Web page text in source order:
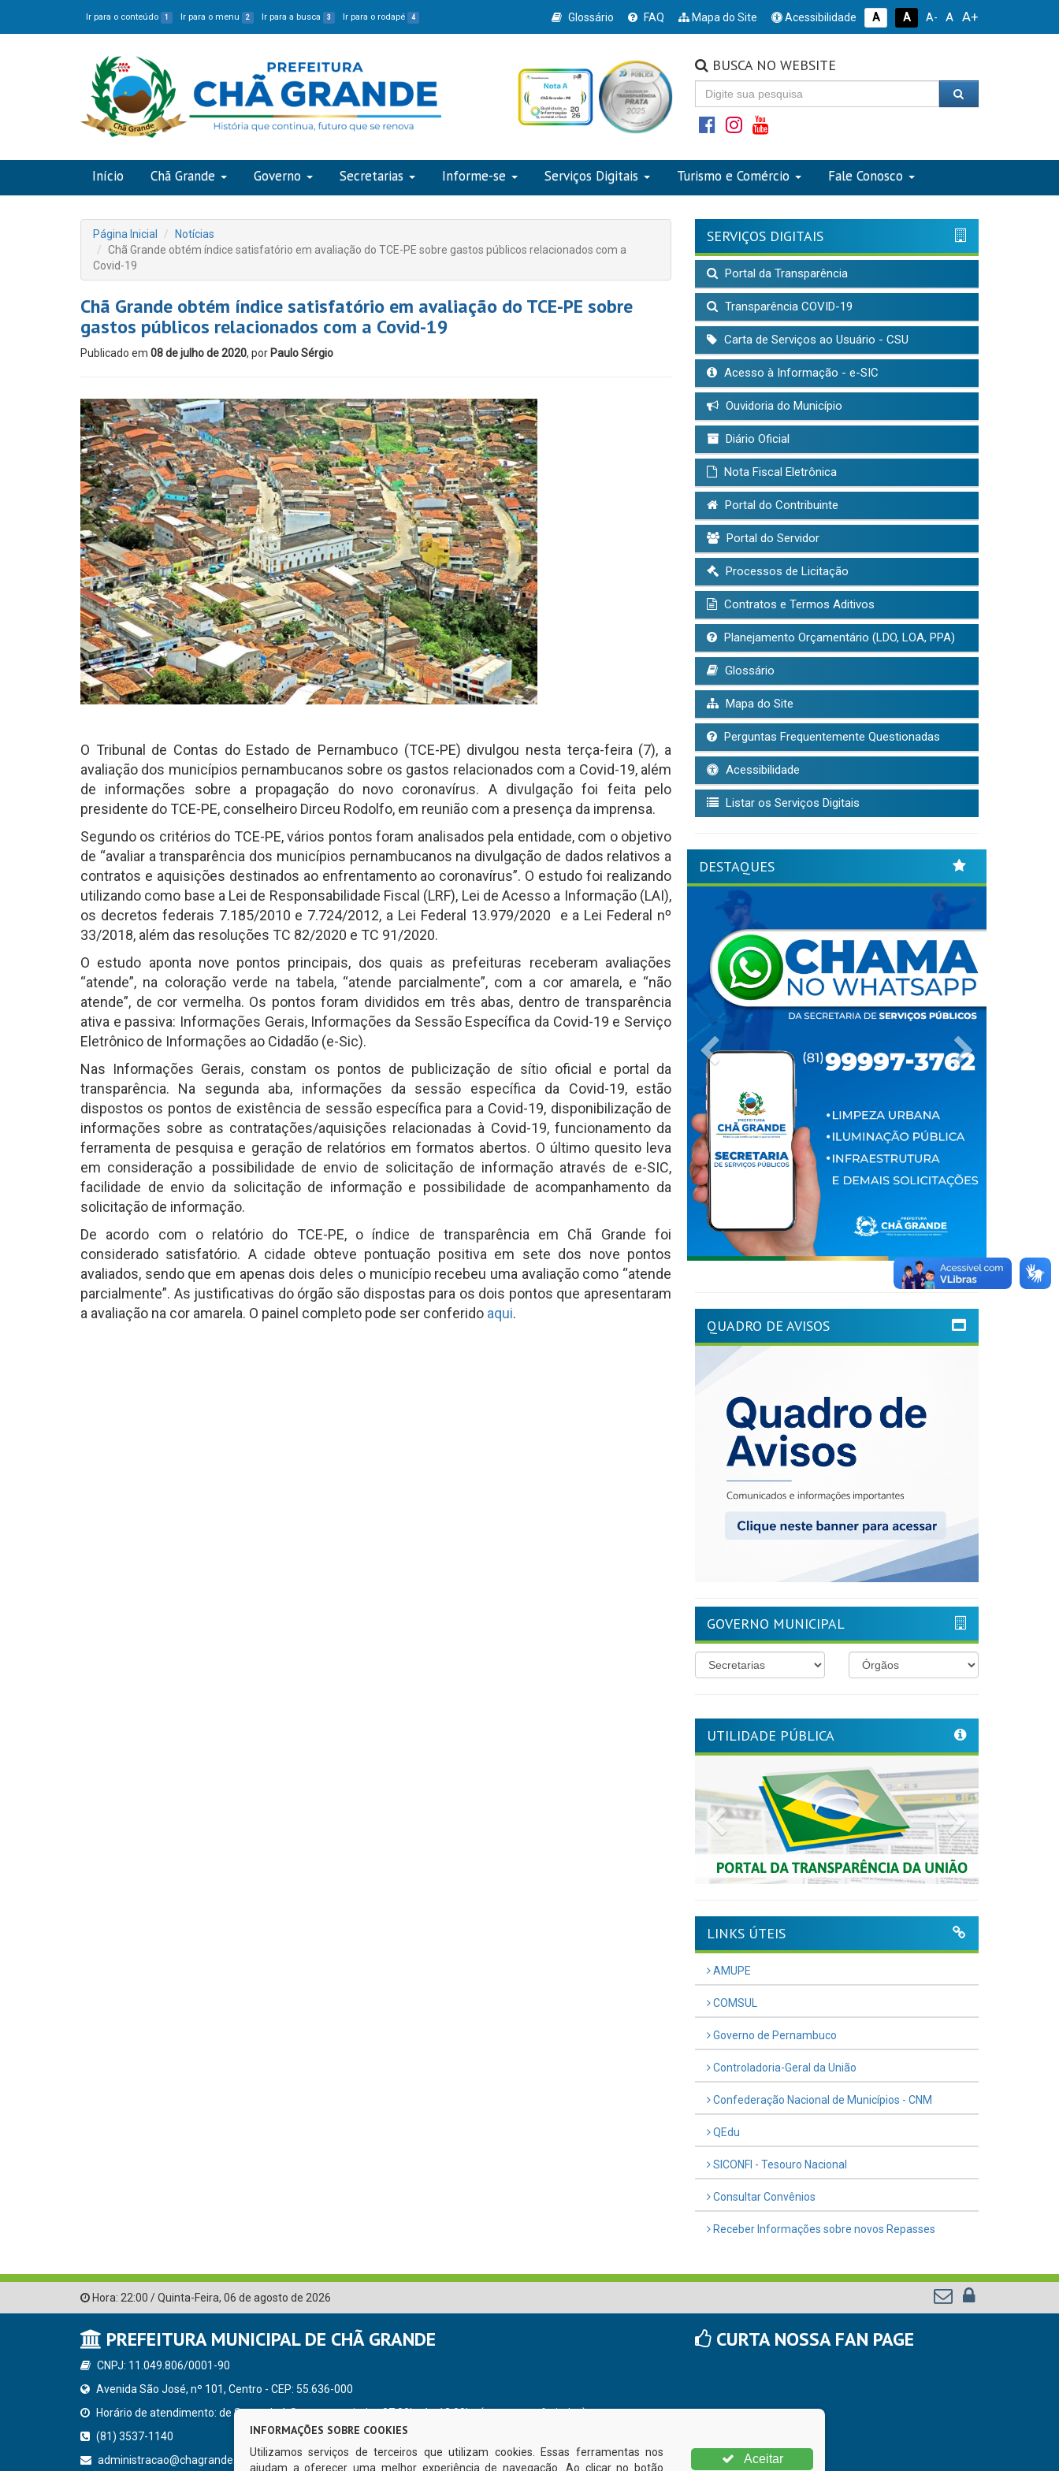
Ir para o conteúdo 1 Ir para o menu 2 Ir para a busca 3 Ir para o rodapé 4 Glossário FAQ Mapa do Site Acessibilidade A A A- A A+
BUSCA NO WEBSITE
Início Chã Grande Governo Secretarias Informe-se Serviços Digitais Turismo e Comércio Fale Conosco
Página Inicial
Notícias
Chã Grande obtém índice satisfatório em avaliação do TCE-PE sobre gastos públicos relacionados com a
Covid-19
Chã Grande obtém índice satisfatório em avaliação do TCE-PE sobre
gastos públicos relacionados com a Covid-19
Publicado em 08 de julho de 2020, por Paulo Sérgio
O Tribunal de Contas do Estado de Pernambuco (TCE-PE) divulgou nesta terça-feira (7), a
avaliação dos municípios pernambucanos sobre os gastos relacionados com a Covid-19, além
de informações sobre a propagação do novo coronavírus. A divulgação foi feita pelo
presidente do TCE-PE, conselheiro Dirceu Rodolfo, em reunião com a presença da imprensa.
Segundo os critérios do TCE-PE, vários pontos foram analisados pela entidade, com o objetivo
de “avaliar a transparência dos municípios pernambucanos na divulgação de dados relativos a
contratos e aquisições destinados ao enfrentamento ao coronavírus”. O estudo foi realizando
utilizando como base a Lei de Responsabilidade Fiscal (LRF), Lei de Acesso a Informação (LAI),
os decretos federais 7.185/2010 e 7.724/2012, a Lei Federal 13.979/2020 e a Lei Federal nº
33/2018, além das resoluções TC 82/2020 e TC 91/2020.
O estudo aponta nove pontos principais, dos quais as prefeituras receberam avaliações
“atende”, na coloração verde na tabela, “atende parcialmente”, com a cor amarela, e “não
atende”, de cor vermelha. Os pontos foram divididos em três abas, dentro de transparência
ativa e passiva: Informações Gerais, Informações da Sessão Específica da Covid-19 e Serviço
Eletrônico de Informações ao Cidadão (e-Sic).
Nas Informações Gerais, constam os pontos de publicização de sítio oficial e portal da
transparência. Na segunda aba, informações da sessão específica da Covid-19, estão
dispostos os pontos de existência de sessão específica para a Covid-19, disponibilização de
informações sobre as contratações/aquisições relacionadas à Covid-19, funcionamento da
ferramenta de pesquisa e geração de relatórios em formatos abertos. O último quesito leva
em consideração a possibilidade de envio de solicitação de informação através de e-SIC,
facilidade de envio da solicitação de informação e possibilidade de acompanhamento da
solicitação de informação.
De acordo com o relatório do TCE-PE, o índice de transparência em Chã Grande foi
considerado satisfatório. A cidade obteve pontuação positiva em sete dos nove pontos
avaliados, sendo que em apenas dois deles o município recebeu uma avaliação como “atende
parcialmente”. As justificativas do órgão são dispostas para os dois pontos que apresentaram
a avaliação na cor amarela. O painel completo pode ser conferido aqui.
SERVIÇOS DIGITAIS
Portal da Transparência
Transparência COVID-19
Carta de Serviços ao Usuário - CSU
Acesso à Informação - e-SIC
Ouvidoria do Município
Diário Oficial
Nota Fiscal Eletrônica
Portal do Contribuinte
Portal do Servidor
Processos de Licitação
Contratos e Termos Aditivos
Planejamento Orçamentário (LDO, LOA, PPA)
Glossário
Mapa do Site
Perguntas Frequentemente Questionadas
Acessibilidade
Listar os Serviços Digitais
DESTAQUES
Previous
QUADRO DE AVISOS
GOVERNO MUNICIPAL
UTILIDADE PÚBLICA
Previous
LINKS ÚTEIS
AMUPE
COMSUL
Governo de Pernambuco
Controladoria-Geral da União
Confederação Nacional de Municípios - CNM
QEdu
SICONFI - Tesouro Nacional
Consultar Convênios
Receber Informações sobre novos Repasses
Hora: 22:00 /Quinta-Feira, 06 de agosto de 2026
PREFEITURA MUNICIPAL DE CHÃ GRANDE
CNPJ: 11.049.806/0001-90
Avenida São José, nº 101, Centro - CEP: 55.636-000
Horário de atendimento: de Segunda à Sexta, a partir das 07:00hs às 13:00hs (exceto nos feriados)
(81) 3537-1140
administracao@chagrande.pe.gov.br
CURTA NOSSA FAN PAGE
INFORMAÇÕES SOBRE COOKIES
Utilizamos serviços de terceiros que utilizam cookies. Essas ferramentas nos
ajudam a oferecer uma melhor experiência de navegação. Ao clicar no botão
Aceitar